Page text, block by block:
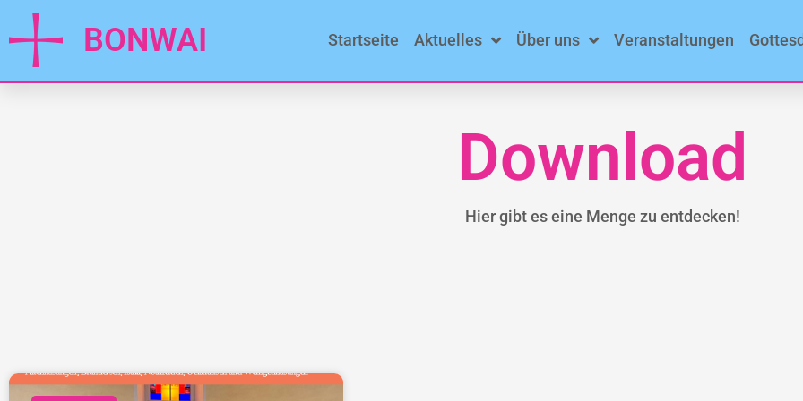
BONWAI Startseite Aktuelles Über uns Veranstaltungen
Download
Hier gibt es eine Menge zu entdecken!